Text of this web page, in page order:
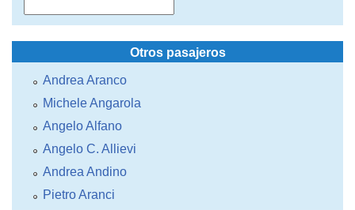
Otros pasajeros
Andrea Aranco
Michele Angarola
Angelo Alfano
Angelo C. Allievi
Andrea Andino
Pietro Aranci